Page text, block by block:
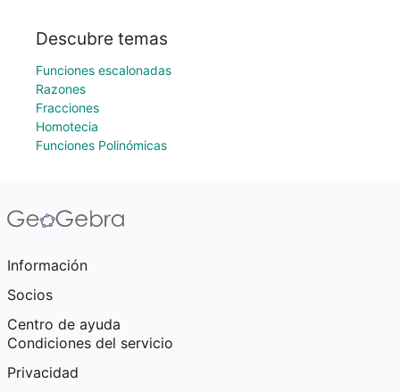
Descubre temas
Funciones escalonadas
Razones
Fracciones
Homotecia
Funciones Polinómicas
Información
Socios
Centro de ayuda
Condiciones del servicio
Privacidad